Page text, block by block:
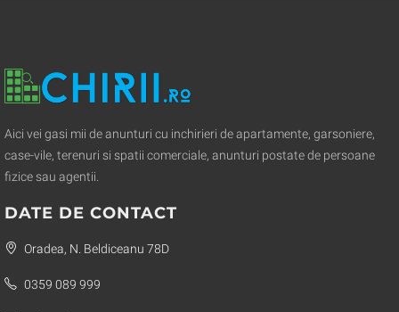
Aici vei gasi mii de anunturi cu inchirieri de apartamente, garsoniere,
case-vile, terenuri si spatii comerciale, anunturi postate de persoane
fizice sau agentii.
DATE DE CONTACT
Oradea, N. Beldiceanu 78D
0359 089 999